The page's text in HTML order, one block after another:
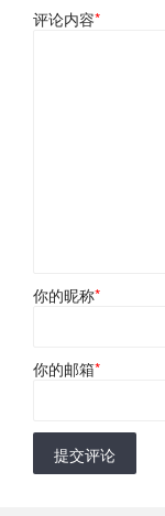
评论内容*
你的昵称*
你的邮箱*
提交评论